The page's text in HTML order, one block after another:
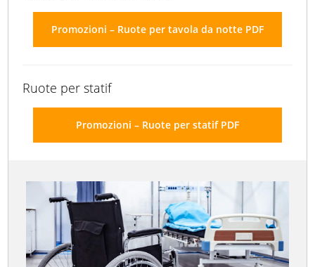
Promozioni – Ruote per tavola da notte PDF
Ruote per statif
Promozioni – Ruote per statif PDF